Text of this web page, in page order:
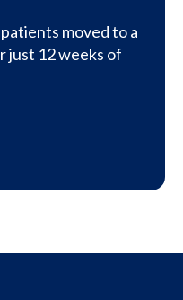
moved to a
just 12 weeks of